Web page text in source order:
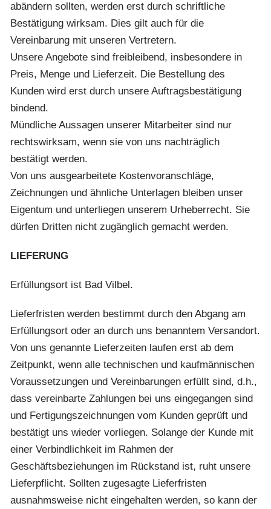
abändern sollten, werden erst durch schriftliche
Bestätigung wirksam. Dies gilt auch für die
Vereinbarung mit unseren Vertretern.
Unsere Angebote sind freibleibend, insbesondere in
Preis, Menge und Lieferzeit. Die Bestellung des
Kunden wird erst durch unsere Auftragsbestätigung
bindend.
Mündliche Aussagen unserer Mitarbeiter sind nur
rechtswirksam, wenn sie von uns nachträglich
bestätigt werden.
Von uns ausgearbeitete Kostenvoranschläge,
Zeichnungen und ähnliche Unterlagen bleiben unser
Eigentum und unterliegen unserem Urheberrecht. Sie
dürfen Dritten nicht zugänglich gemacht werden.
LIEFERUNG
Erfüllungsort ist Bad Vilbel.
Lieferfristen werden bestimmt durch den Abgang am
Erfüllungsort oder an durch uns benanntem Versandort.
Von uns genannte Lieferzeiten laufen erst ab dem
Zeitpunkt, wenn alle technischen und kaufmännischen
Voraussetzungen und Vereinbarungen erfüllt sind, d.h.,
dass vereinbarte Zahlungen bei uns eingegangen sind
und Fertigungszeichnungen vom Kunden geprüft und
bestätigt uns wieder vorliegen. Solange der Kunde mit
einer Verbindlichkeit im Rahmen der
Geschäftsbeziehungen im Rückstand ist, ruht unsere
Lieferpflicht. Sollten zugesagte Lieferfristen
ausnahmsweise nicht eingehalten werden, so kann der